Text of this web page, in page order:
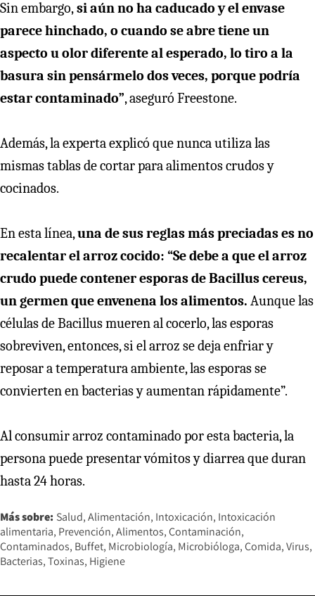
Sin embargo,si aún no ha caducado y el envase
parece hinchado, o cuando se abre tiene un
aspecto u olor diferente al esperado, lo tiro a la
basura sin pensármelo dos veces, porque podría
estar contaminado”, aseguró Freestone.
Además, la experta explicó que nunca utiliza las
mismas tablas de cortar para alimentos crudos y
cocinados.
En esta línea,una de sus reglas más preciadas es no
recalentar el arroz cocido: “Se debe a que el arroz
crudo puede contener esporas de Bacillus cereus,
un germen que envenena los alimentos. Aunque las
células de Bacillus mueren al cocerlo, las esporas
sobreviven, entonces, si el arroz se deja enfriar y
reposar a temperatura ambiente, las esporas se
convierten en bacterias y aumentan rápidamente”.
Al consumir arroz contaminado por esta bacteria, la
persona puede presentar vómitos y diarrea que duran
hasta 24 horas.
Más sobre: Salud Alimentación Intoxicación Intoxicación
alimentaria Prevención Alimentos Contaminación
Contaminados Buffet Microbiología Microbióloga Comida Virus
Bacterias Toxinas Higiene